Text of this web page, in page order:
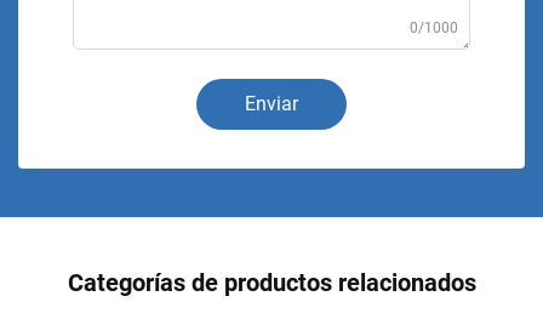
0/1000
Enviar
Categorías de productos relacionados